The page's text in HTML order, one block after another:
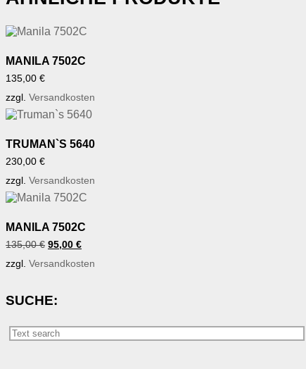
MANILA 7502C
135,00 €
zzgl. Versandkosten
TRUMAN`S 5640
230,00 €
zzgl. Versandkosten
MANILA 7502C
135,00€ Ursprünglicher
war:
95,00 €Aktueller
ist:
zzgl. Versandkosten
SUCHE: